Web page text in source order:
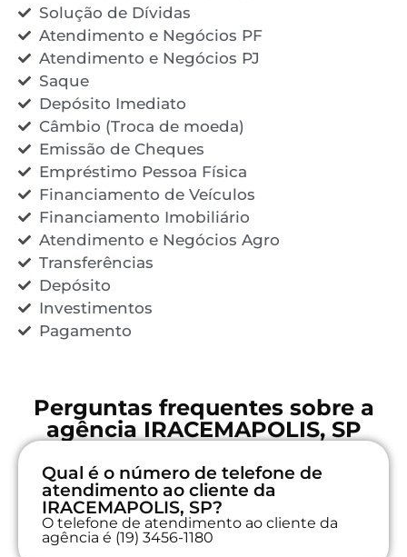
Solução de Dívidas
Atendimento e Negócios PF
Atendimento e Negócios PJ
Saque
Depósito Imediato
Câmbio (Troca de moeda)
Emissão de Cheques
Empréstimo Pessoa Física
Financiamento de Veículos
Financiamento Imobiliário
Atendimento e Negócios Agro
Transferências
Depósito
Investimentos
Pagamento
Perguntas frequentes sobre a
agência IRACEMAPOLIS, SP
Qual é o número de telefone de
atendimento ao cliente da
IRACEMAPOLIS, SP?
O telefone de atendimento ao cliente da
agência é (19) 3456-1180